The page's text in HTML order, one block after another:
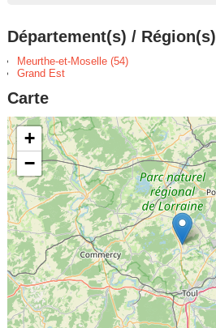
Département(s) / Région(s)
Meurthe-et-Moselle (54)
Grand Est
Carte
+
−